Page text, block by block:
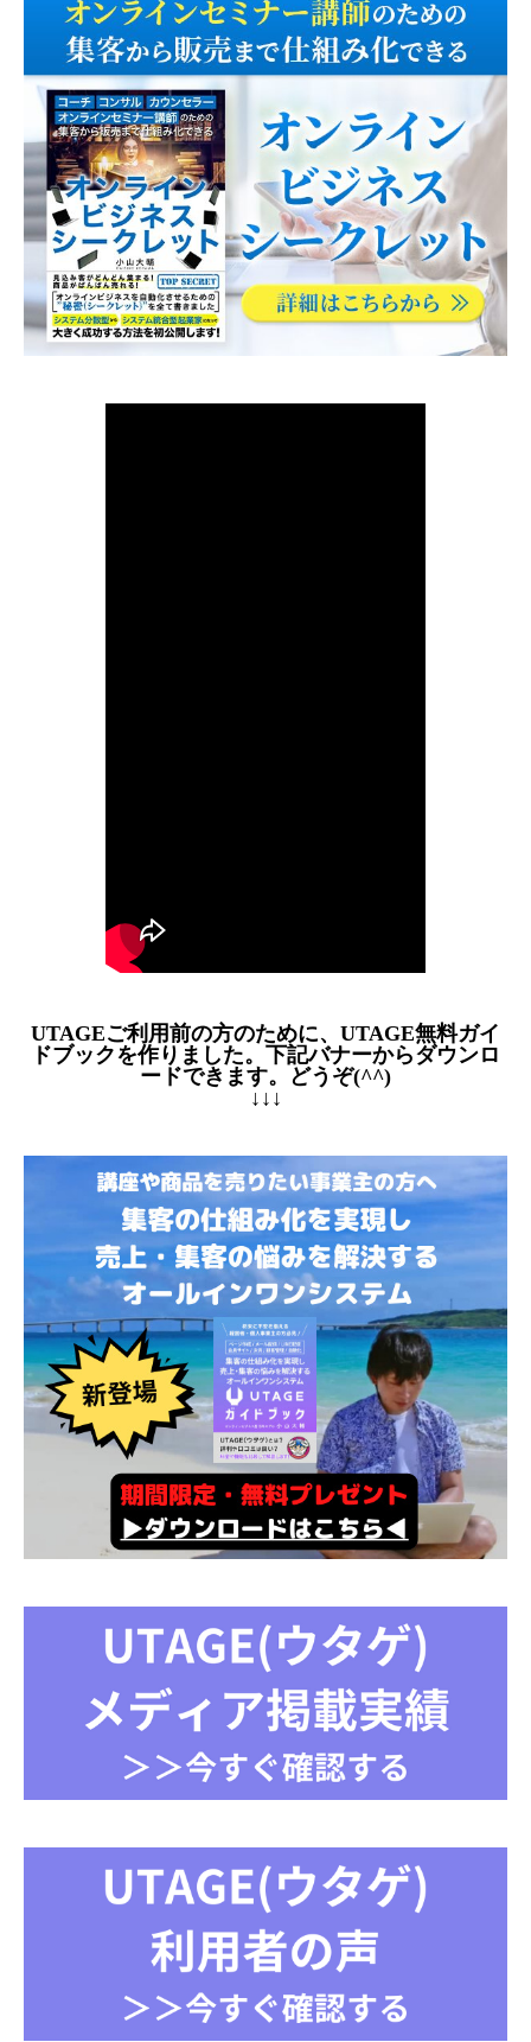
UTAGEご利用前の方のために、UTAGE無料ガイ
ドブックを作りました。下記バナーからダウンロ
ードできます。どうぞ(^^)
↓↓↓